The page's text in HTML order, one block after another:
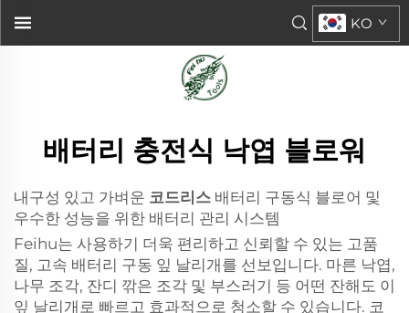
KO
배터리 충전식 낙엽 블로워
내구성 있고 가벼운 코드리스 배터리 구동식 블로어 및
우수한 성능을 위한 배터리 관리 시스템
Feihu는 사용하기 더욱 편리하고 신뢰할 수 있는 고품
질, 고속 배터리 구동 잎 날리개를 선보입니다. 마른 낙엽,
나무 조각, 잔디 깎은 조각 및 부스러기 등 어떤 잔해도 이
잎 날리개로 빠르고 효과적으로 청소할 수 있습니다. 코